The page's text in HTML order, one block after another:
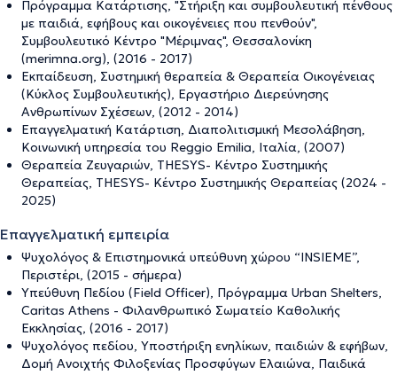
Πρόγραμμα Κατάρτισης, "Στήριξη και συμβουλευτική πένθους
με παιδιά, εφήβους και οικογένειες που πενθούν",
Συμβουλευτικό Κέντρο "Μέριμνας", Θεσσαλονίκη
(merimna.org), (2016 - 2017)
Εκπαίδευση, Συστημική θεραπεία & Θεραπεία Οικογένειας
(Κύκλος Συμβουλευτικής), Εργαστήριο Διερεύνησης
Ανθρωπίνων Σχέσεων, (2012 - 2014)
Επαγγελματική Κατάρτιση, Διαπολιτισμική Μεσολάβηση,
Κοινωνική υπηρεσία του Reggio Emilia, Ιταλία, (2007)
Θεραπεία Ζευγαριών, THESYS- Κέντρο Συστημικής
Θεραπείας, THESYS- Κέντρο Συστημικής Θεραπείας (2024 -
2025)
Επαγγελματική εμπειρία
Ψυχολόγος & Επιστημονικά υπεύθυνη χώρου “INSIEME”,
Περιστέρι, (2015 - σήμερα)
Υπεύθυνη Πεδίου (Field Officer), Πρόγραμμα Urban Shelters,
Caritas Athens - Φιλανθρωπικό Σωματείο Καθολικής
Εκκλησίας, (2016 - 2017)
Ψυχολόγος πεδίου, Υποστήριξη ενηλίκων, παιδιών & εφήβων,
Δομή Ανοιχτής Φιλοξενίας Προσφύγων Ελαιώνα, Παιδικά